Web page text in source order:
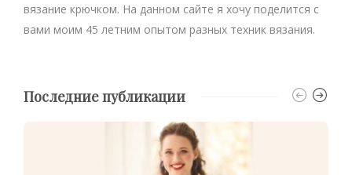
вязание крючком. На данном сайте я хочу поделится с
вами моим 45 летним опытом разных техник вязания.
Последние публикации